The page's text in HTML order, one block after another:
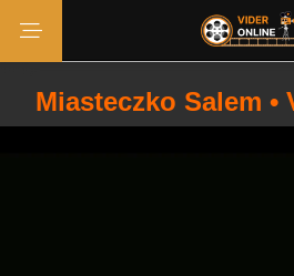
Miasteczko Salem •